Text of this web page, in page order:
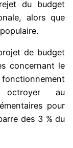
du budget
alors que
de budget
concernant le
fonctionnement
octroyer au
pour
des 3 % du